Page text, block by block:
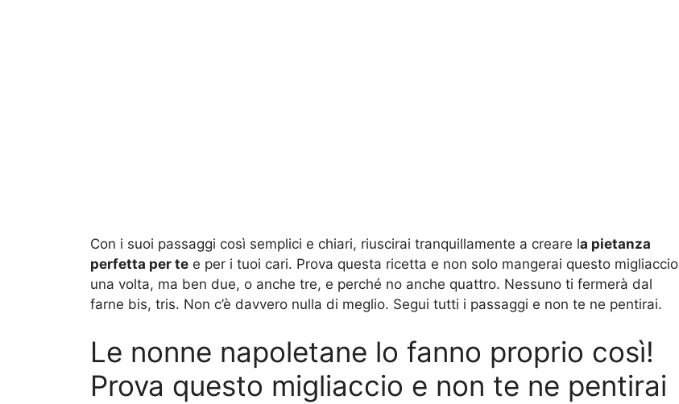
Con i suoi passaggi così semplici e chiari, riuscirai tranquillamente a creare la pietanza
perfetta per te e per i tuoi cari. Prova questa ricetta e non solo mangerai questo migliaccio
una volta, ma ben due, o anche tre, e perché no anche quattro. Nessuno ti fermerà dal
farne bis, tris. Non c’è davvero nulla di meglio. Segui tutti i passaggi e non te ne pentirai.
Le nonne napoletane lo fanno proprio così!
Prova questo migliaccio e non te ne pentirai